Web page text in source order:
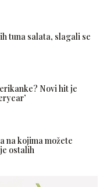
tuna salata, slagali se
Novi hit je
na kojima možete
ostalih